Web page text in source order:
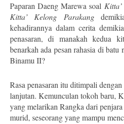
Paparan Daeng Marewa soal
Kitta’ Kelong Parakang
kehadirannya dalam cerita
penasaran, di manakah kedua
benarkah ada pesan rahasia di
Binamu II?
Rasa penasaran itu ditimpali
lanjutan. Kemunculan tokoh baru,
yang melarikan Rangka dari
murid, seseorang yang mampu